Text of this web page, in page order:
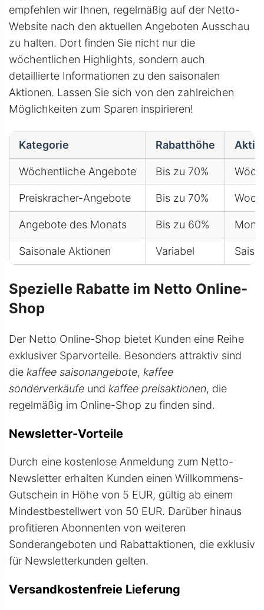
empfehlen wir Ihnen, regelmäßig auf der Netto-
Website nach den aktuellen Angeboten Ausschau
zu halten. Dort finden Sie nicht nur die
wöchentlichen Highlights, sondern auch
detaillierte Informationen zu den saisonalen
Aktionen. Lassen Sie sich von den zahlreichen
Möglichkeiten zum Sparen inspirieren!
Kategorie Rabatthöhe
Wöchentliche Angebote Bis zu 70%
Preiskracher-Angebote Bis zu 70%
Angebote des Monats Bis zu 60%
Saisonale Aktionen Variabel
Spezielle Rabatte im Netto Online-
Shop
Der Netto Online-Shop bietet Kunden eine Reihe
exklusiver Sparvorteile. Besonders attraktiv sind
die kaffee saisonangebote, kaffee
sonderverkäufe und kaffee preisaktionen, die
regelmäßig im Online-Shop zu finden sind.
Newsletter-Vorteile
Durch eine kostenlose Anmeldung zum Netto-
Newsletter erhalten Kunden einen Willkommens-
Gutschein in Höhe von 5 EUR, gültig ab einem
Mindestbestellwert von 50 EUR. Darüber hinaus
profitieren Abonnenten von weiteren
Sonderangeboten und Rabattaktionen, die exklusiv
für Newsletterkunden gelten.
Versandkostenfreie Lieferung